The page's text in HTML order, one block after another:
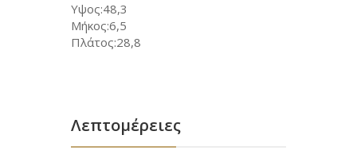
Υψος:48,3
Μήκος:6,5
Πλάτος:28,8
Λεπτομέρειες